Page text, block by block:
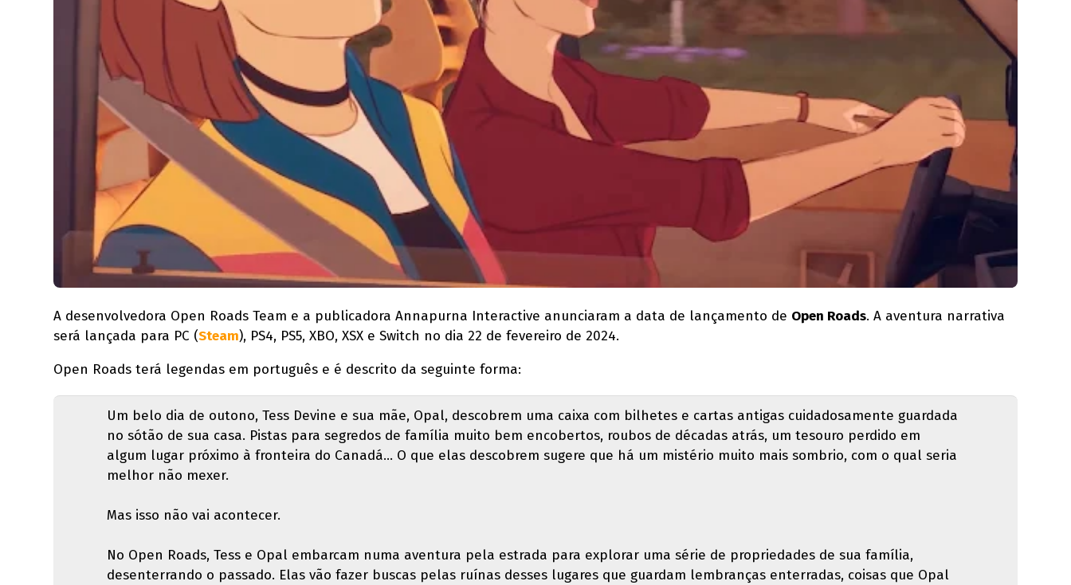
A desenvolvedora Open Roads Team e a publicadora Annapurna Interactive anunciaram a data de lançamento de Open Roads. A aventura narrativa
será lançada para PC (Steam), PS4, PS5, XBO, XSX e Switch no dia 22 de fevereiro de 2024.
Open Roads terá legendas em português e é descrito da seguinte forma:
Um belo dia de outono, Tess Devine e sua mãe, Opal, descobrem uma caixa com bilhetes e cartas antigas cuidadosamente guardada
no sótão de sua casa. Pistas para segredos de família muito bem encobertos, roubos de décadas atrás, um tesouro perdido em
algum lugar próximo à fronteira do Canadá… O que elas descobrem sugere que há um mistério muito mais sombrio, com o qual seria
melhor não mexer.
Mas isso não vai acontecer.
No Open Roads, Tess e Opal embarcam numa aventura pela estrada para explorar uma série de propriedades de sua família,
desenterrando o passado. Elas vão fazer buscas pelas ruínas desses lugares que guardam lembranças enterradas, coisas que Opal